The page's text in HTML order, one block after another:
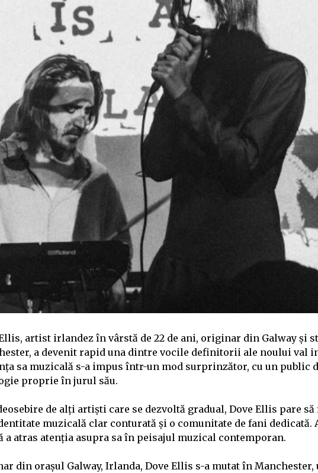
artist irlandez în vârstă de 22 de ani, originar din Galway și
a devenit rapid una dintre vocile definitorii ale noului val
sa muzicală s-a impus într-un mod surprinzător, cu un public
proprie în jurul său.
de alți artiști care se dezvoltă gradual, Dove Ellis pare
muzicală clar conturată și o comunitate de fani dedicată.
a atras atenția asupra sa în peisajul muzical contemporan.
din orașul Galway, Irlanda, Dove Ellis s-a mutat în Manchester,